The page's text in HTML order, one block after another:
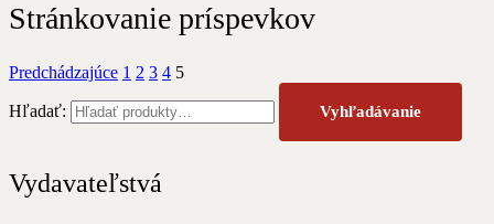
Stránkovanie príspevkov
Predchádzajúce 1 2 3 4 5
Hľadať: Vyhľadávanie
Vydavateľstvá